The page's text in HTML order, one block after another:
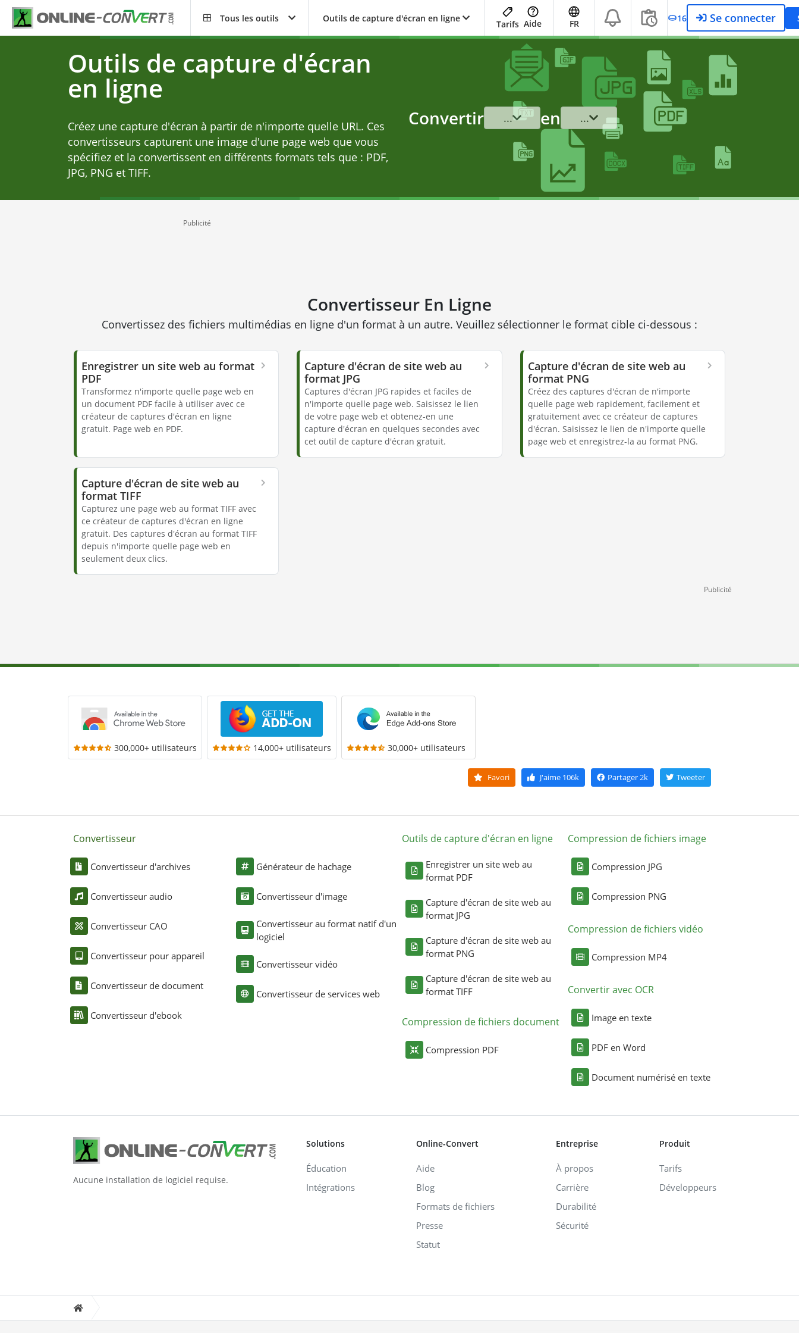
Tous les outils Outils de capture d'écran en ligne
Tarifs Aide FR 16 Se connecter
Outils de capture d'écran
en ligne
Créez une capture d'écran à partir de n'importe quelle URL. Ces
convertisseurs capturent une image d'une page web que vous
spécifiez et la convertissent en différents formats tels que : PDF,
JPG, PNG et TIFF.
Convertir ... en ...
Publicité
Convertisseur En Ligne
Convertissez des fichiers multimédias en ligne d'un format à un autre. Veuillez sélectionner le format cible ci-dessous :
Enregistrer un site web au format
PDF
Transformez n'importe quelle page web en
un document PDF facile à utiliser avec ce
créateur de captures d'écran en ligne
gratuit. Page web en PDF.
Capture d'écran de site web au
format JPG
Captures d'écran JPG rapides et faciles de
n'importe quelle page web. Saisissez le lien
de votre page web et obtenez-en une
capture d'écran en quelques secondes avec
cet outil de capture d'écran gratuit.
Capture d'écran de site web au
format PNG
Créez des captures d'écran de n'importe
quelle page web rapidement, facilement et
gratuitement avec ce créateur de captures
d'écran. Saisissez le lien de n'importe quelle
page web et enregistrez-la au format PNG.
Capture d'écran de site web au
format TIFF
Capturez une page web au format TIFF avec
ce créateur de captures d'écran en ligne
gratuit. Des captures d'écran au format TIFF
depuis n'importe quelle page web en
seulement deux clics.
Publicité
300,000+ utilisateurs 14,000+ utilisateurs 30,000+ utilisateurs
Favori J'aime106k Partager2k Tweeter
Convertisseur
Convertisseur d'archives
Convertisseur audio
Convertisseur CAO
Convertisseur pour appareil
Convertisseur de document
Convertisseur d'ebook
Générateur de hachage
Convertisseur d'image
Convertisseur au format natif d'un
logiciel
Convertisseur vidéo
Convertisseur de services web
Outils de capture d'écran en ligne
Enregistrer un site web au
format PDF
Capture d'écran de site web au
format JPG
Capture d'écran de site web au
format PNG
Capture d'écran de site web au
format TIFF
Compression de fichiers document
Compression PDF
Compression de fichiers image
Compression JPG
Compression PNG
Compression de fichiers vidéo
Compression MP4
Convertir avec OCR
Image en texte
PDF en Word
Document numérisé en texte
Aucune installation de logiciel requise.
Solutions
Éducation
Intégrations
Online-Convert
Aide
Blog
Formats de fichiers
Presse
Statut
Entreprise
À propos
Carrière
Durabilité
Sécurité
Produit
Tarifs
Développeurs